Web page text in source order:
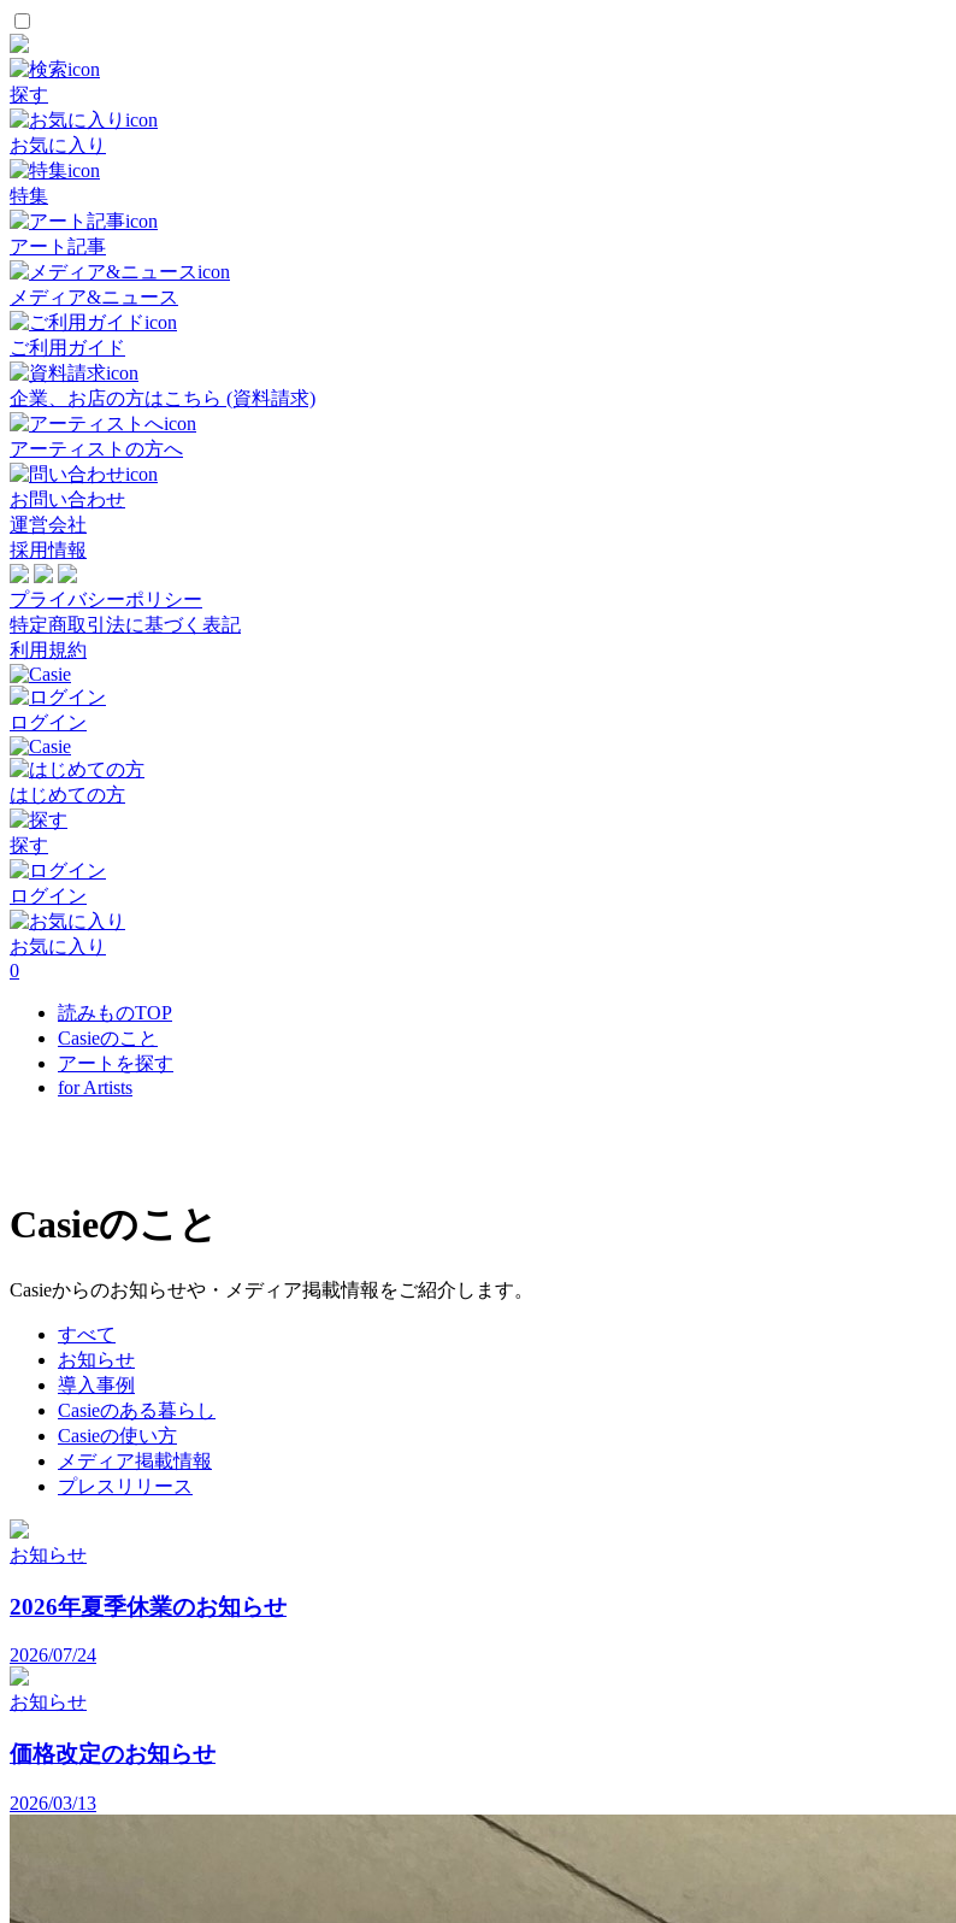
探す
お気に入り
特集
アート記事
メディア&ニュース
ご利用ガイド
企業、お店の方はこちら (資料請求)
アーティストの方へ
お問い合わせ
運営会社
採用情報
プライバシーポリシー
特定商取引法に基づく表記
利用規約
ログイン
はじめての方
探す
ログイン
お気に入り
0
読みものTOP
Casieのこと
アートを探す
for Artists
Casieのこと
Casieからのお知らせや・メディア掲載情報をご紹介します。
すべて
お知らせ
導入事例
Casieのある暮らし
Casieの使い方
メディア掲載情報
プレスリリース
お知らせ
2026年夏季休業のお知らせ
2026/07/24
お知らせ
価格改定のお知らせ
2026/03/13